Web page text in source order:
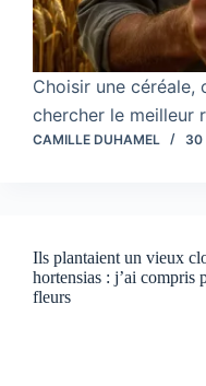
Choisir une céréale,
chercher le meilleur
CAMILLE DUHAMEL 30
Ils plantaient un vieux
hortensias : j’ai compris
fleurs